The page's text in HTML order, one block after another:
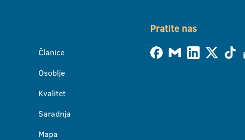
Članice
Osoblje
Kvalitet
Saradnja
Mapa
Pratite nas